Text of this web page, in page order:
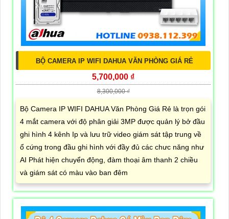
BỘ CAMERA IP WIFI DAHUA VĂN PHÒNG GIÁ RẺ
5,700,000 ₫
8,300,000 ₫
Bộ Camera IP WIFI DAHUA Văn Phòng Giá Rẻ là trọn gói
4 mắt camera với độ phân giải 3MP được quản lý bở đầu
ghi hình 4 kênh Ip và lưu trữ video giám sát tập trung về
ổ cứng trong đầu ghi hình với đầy đủ các chưc năng như
AI Phát hiện chuyển động, đàm thoại âm thanh 2 chiều
và giám sát có màu vào ban đêm